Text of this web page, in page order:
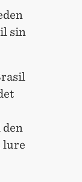
sin
lure